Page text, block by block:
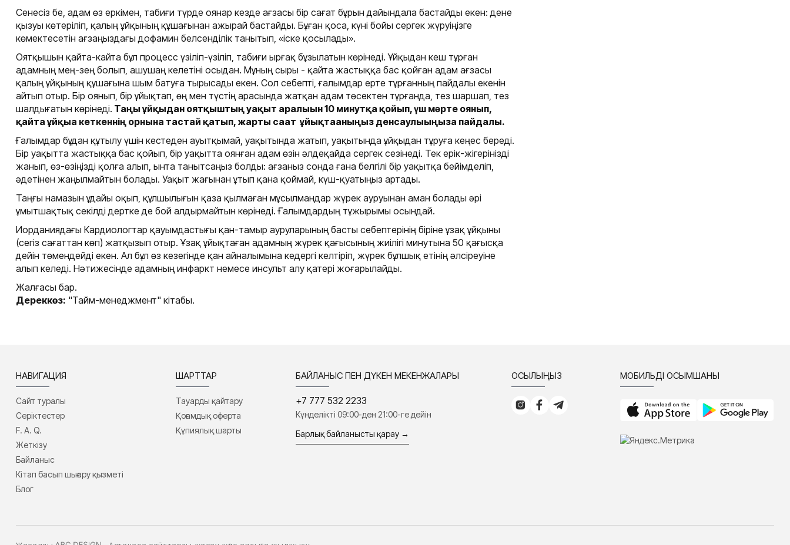
Сенесіз бе, адам өз еркімен, табиғи түрде оянар кезде ағзасы бір сағат бұрын дайындала бастайды екен: дене
қызуы көтеріліп, қалың ұйқының құшағынан ажырай бастайды. Бұған қоса, күні бойы сергек жүруіңізге
көмектесетін ағзаңыздағы дофамин белсенділік танытып, «іске қосылады».
Оятқышын қайта-кайта бұл процесс үзіліп-үзіліп, табиғи ырғақ бұзылатын көрінеді. Ұйқыдан кеш тұрған
адамның мең-зең болып, ашушаң келетіні осыдан. Мұның сыры - қайта жастыққа бас қойған адам ағзасы
қалың ұйқының құшағына шым батуға тырысады екен. Сол себепті, ғалымдар ерте тұрғанның пайдалы екенін
айтып отыр. Бір оянып, бір ұйықтап, өң мен түстің арасында жатқан адам төсектен тұрғанда, тез шаршап, тез
шалдығатын көрінеді. Таңғы ұйқыдан оятқыштың уақыт аралығын 10 минутқа қойып, үш мәрте оянып,
қайта ұйқыға кеткеннің орнына тастай қатып, жарты сағат ұйықтағаныңыз денсаулығыңызға пайдалы.
Ғалымдар бұдан құтылу үшін кестеден ауытқымай, уақытында жатып, уақытында ұйқыдан тұруға кеңес береді.
Бір уақытта жастыққа бас қойып, бір уақытта оянған адам өзін әлдеқайда сергек сезінеді. Тек ерік-жігерінізді
жанып, өз-өзіңізді қолға алып, ынта танытсаңыз болды: ағзаныз сонда ғана белгілі бір уақытқа бейімделіп,
әдетінен жаңылмайтын болады. Уақыт жағынан ұтып қана қоймай, күш-қуатыңыз артады.
Таңғы намазын ұдайы оқып, құлшылығын қаза қылмаған мұсылмандар жүрек ауруынан аман болады әрі
ұмытшақтық секілді дертке де бой алдырмайтын көрінеді. Ғалымдардың тұжырымы осындай.
Иорданиядағы Кардиологтар қауымдастығы қан-тамыр ауруларының басты себептерінің біріне ұзақ ұйқыны
(сегіз сағаттан көп) жатқызып отыр. Ұзақ ұйықтаған адамның жүрек қағысының жиілігі минутына 50 қағысқа
дейін төмендейді екен. Ал бұл өз кезегінде қан айналымына кедергі келтіріп, жүрек бұлшық етінің әлсіреуіне
алып келеді. Нәтижесінде адамның инфаркт немесе инсульт алу қатері жоғарылайды.
Жалғасы бар.
Дереккөз: "Тайм-менеджмент" кітабы.
НАВИГАЦИЯ
Сайт туралы
Серіктестер
F. A. Q.
Жеткізу
Байланыс
Кітап басып шығару қызметі
Блог
ШАРТТАР
Тауарды қайтару
Қоғамдық оферта
Құпиялық шарты
БАЙЛАНЫС ПЕН ДҮКЕН МЕКЕНЖАЛАРЫ
+7 777 532 2233
Күнделікті 09:00-ден 21:00-ге дейін
Барлық байланысты қарау →
ҚОСЫЛЫҢЫЗ МОБИЛЬДІ ҚОСЫМШАНЫ